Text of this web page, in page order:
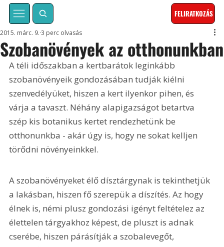
FELIRATKOZÁS
Szobanövények az otthonunkban
2015. márc. 9. 3 perc olvasás
A téli időszakban a kertbarátok leginkább
szobanövényeik gondozásában tudják kiélni
szenvedélyüket, hiszen a kert ilyenkor pihen, és
várja a tavaszt. Néhány alapigazságot betartva
szép kis botanikus kertet rendezhetünk be
otthonunkba - akár úgy is, hogy ne sokat kelljen
törődni növényeinkkel.
A szobanövényeket élő dísztárgynak is tekinthetjük
a lakásban, hiszen fő szerepük a díszítés. Az hogy
élnek is, némi plusz gondozási igényt feltételez az
élettelen tárgyakhoz képest, de pluszt is adnak
cserébe, hiszen párásítják a szobalevegőt,